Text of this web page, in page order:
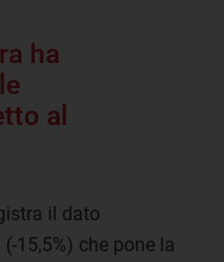
ha
al
il dato
(-15,5%) che pone la